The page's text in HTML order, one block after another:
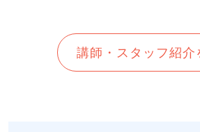
講師・スタッフ紹介